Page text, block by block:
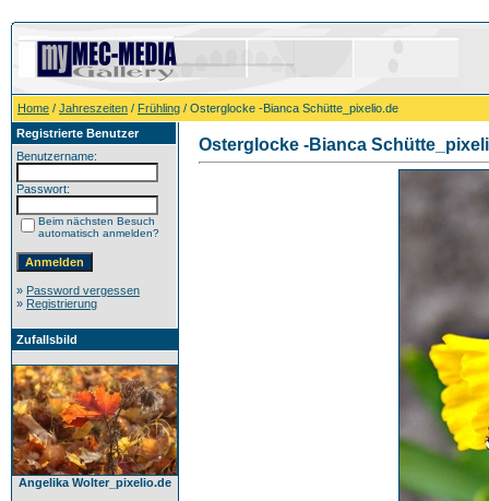
Home / Jahreszeiten / Frühling / Osterglocke -Bianca Schütte_pixelio.de
Registrierte Benutzer
Benutzername:
Passwort:
Beim nächsten Besuch
automatisch anmelden?
» Password vergessen
» Registrierung
Zufallsbild
Angelika Wolter_pixelio.de
Osterglocke -Bianca